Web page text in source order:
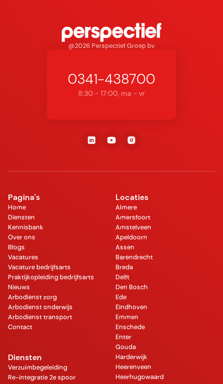
@2026 Perspectief Groep bv
0341-438700
8:30 - 17:00, ma - vr
Pagina's
Home
Diensten
Kennisbank
Over ons
Blogs
Vacatures
Vacature bedrijfsarts
Praktijkopleiding bedrijfsarts
Nieuws
Arbodienst zorg
Arbodienst onderwijs
Arbodienst transport
Contact
Diensten
Verzuimbegeleiding
Re-integratie 2e spoor
Locaties
Almere
Amersfoort
Amstelveen
Apeldoorn
Assen
Barendrecht
Breda
Delft
Den Bosch
Ede
Eindhoven
Emmen
Enschede
Enter
Gouda
Harderwijk
Heerenveen
Heerhugowaard